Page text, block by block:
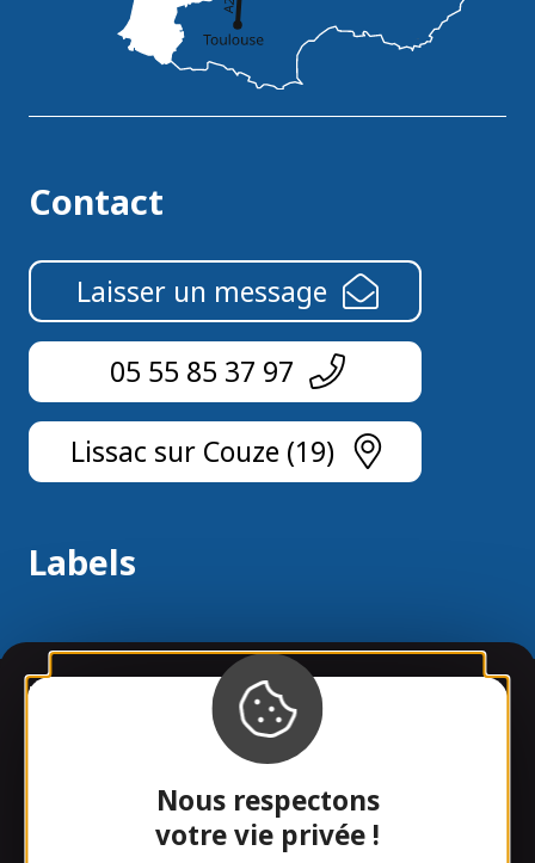
Nous respectons
votre vie privée !
Contact
Laisser un message
05 55 85 37 97
Lissac sur Couze (19)
Labels
Informations
Stages sportifs et groupes aviron